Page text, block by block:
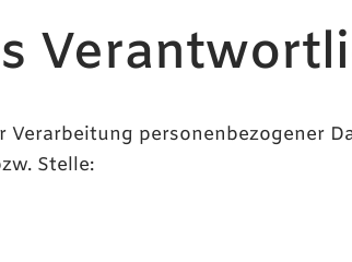
personenbezogener
Stelle: